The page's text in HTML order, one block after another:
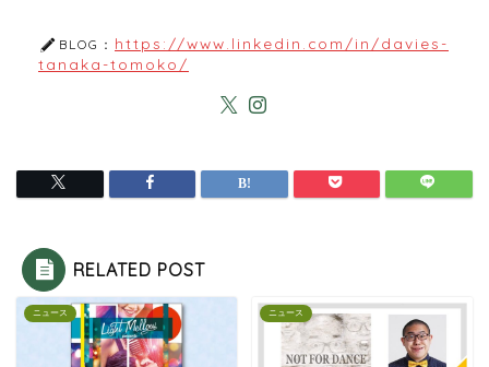
BLOG： https://www.linkedin.com/in/davies-
tanaka-tomoko/
RELATED POST
ニュース ニュース